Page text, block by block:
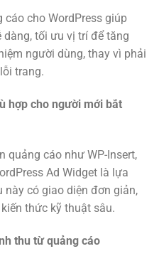
cho WordPress giúp
dàng, tối ưu vị trí để tăng
người dùng, thay vì phải
trang.
hợp cho người mới bắt
quảng cáo như WP-Insert,
Ad Widget là lựa
có giao diện đơn giản,
thức kỹ thuật sâu.
thu từ quảng cáo